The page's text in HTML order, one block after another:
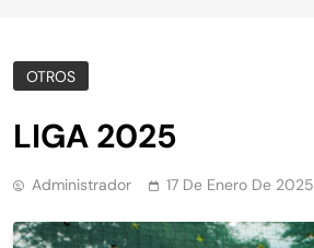
OTROS
LIGA 2025
Administrador 17 De Enero De 2025